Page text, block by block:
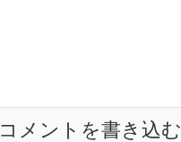
コメントを書き込む